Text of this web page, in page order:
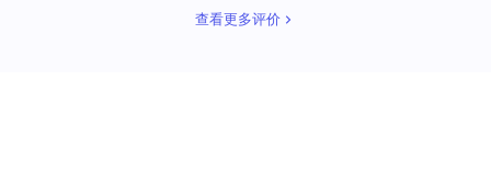
查看更多评价